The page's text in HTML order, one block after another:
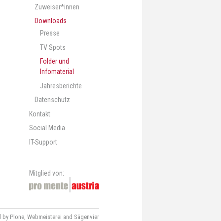
Zuweiser*innen
Downloads
Presse
TV Spots
Folder und
Infomaterial
Jahresberichte
Datenschutz
Kontakt
Social Media
IT-Support
Mitglied von:
by Plone Webmeisterei and Sägenvier